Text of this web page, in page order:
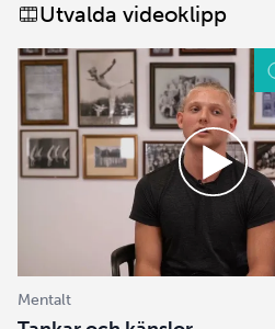
Utvalda videoklipp
Mentalt